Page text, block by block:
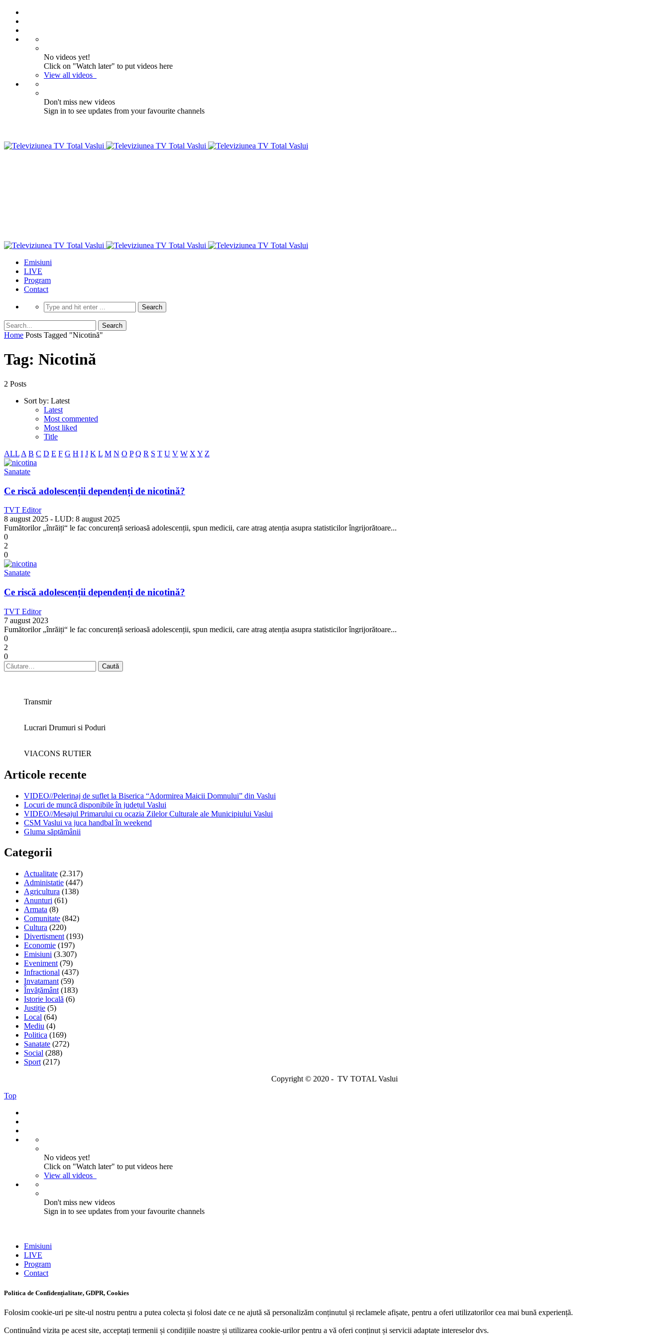
No videos yet!
Click on "Watch later" to put videos here
View all videos
Don't miss new videos
Sign in to see updates from your favourite channels
Emisiuni
LIVE
Program
Contact
Home Posts Tagged "Nicotină"
Tag: Nicotină
2 Posts
Sort by: Latest
Latest
Most commented
Most liked
Title
ALL A B C D E F G H I J K L M N O P Q R S T U V W X Y Z
Sanatate
Ce riscă adolescenții dependenți de nicotină?
TVT Editor
8 august 2025 - LUD: 8 august 2025
Fumătorilor „înrăiți“ le fac concurență serioasă adolescenții, spun medicii, care atrag atenția asupra statisticilor îngrijorătoare...
0
2
0
Sanatate
Ce riscă adolescenții dependenți de nicotină?
TVT Editor
7 august 2023
Fumătorilor „înrăiți“ le fac concurență serioasă adolescenții, spun medicii, care atrag atenția asupra statisticilor îngrijorătoare...
0
2
0
Caută
după:
Transmir
Lucrari Drumuri si Poduri
VIACONS RUTIER
Articole recente
VIDEO//Pelerinaj de suflet la Biserica “Adormirea Maicii Domnului” din Vaslui
Locuri de muncă disponibile în județul Vaslui
VIDEO//Mesajul Primarului cu ocazia Zilelor Culturale ale Municipiului Vaslui
CSM Vaslui va juca handbal în weekend
Gluma săptămânii
Categorii
Actualitate (2.317)
Administatie (447)
Agricultura (138)
Anunturi (61)
Armata (8)
Comunitate (842)
Cultura (220)
Divertisment (193)
Economie (197)
Emisiuni (3.307)
Eveniment (79)
Infractional (437)
Invatamant (59)
Învățământ (183)
Istorie locală (6)
Justiție (5)
Local (64)
Mediu (4)
Politica (169)
Sanatate (272)
Social (288)
Sport (217)
Copyright © 2020 - TV TOTAL Vaslui
Top
No videos yet!
Click on "Watch later" to put videos here
View all videos
Don't miss new videos
Sign in to see updates from your favourite channels
Emisiuni
LIVE
Program
Contact
Politica de Confidențialitate, GDPR, Cookies
Folosim cookie-uri pe site-ul nostru pentru a putea colecta și folosi date ce ne ajută să personalizăm conținutul și reclamele afișate, pentru a oferi utilizatorilor cea mai bună experiență.
Continuând vizita pe acest site, acceptați termenii și condițiile noastre și utilizarea cookie-urilor pentru a vă oferi conținut și servicii adaptate intereselor dvs.